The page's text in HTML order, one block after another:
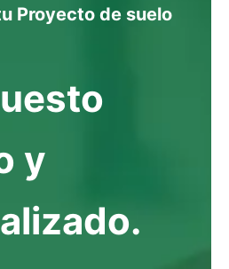
Proyecto de suelo
y